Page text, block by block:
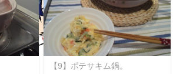
【9】ポテサキム鍋。